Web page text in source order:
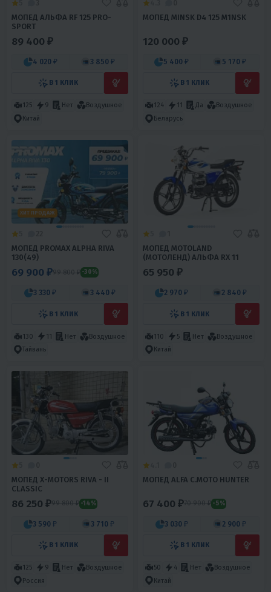
МОПЕД АЛЬФА RF 125 PRO-
SPORT
89 400 ₽
4 020 ₽ 3 850 ₽
В 1 КЛИК
125 9 Нет
Воздушное
Китай
МОПЕД MINSK D4 125 M1NSK
120 000 ₽
5 400 ₽ 5 170 ₽
В 1 КЛИК
124 11 Да
Воздушное
Беларусь
ХИТ ПРОДАЖ
МОПЕД PROMAX ALPHA RIVA
130(49)
69 900 ₽99 800 ₽ -30%
3 330 ₽ 3 440 ₽
В 1 КЛИК
130 11 Нет
Воздушное
Тайвань
МОПЕД MOTOLAND
(МОТОЛЕНД) АЛЬФА RX 11
65 950 ₽
2 970 ₽ 2 840 ₽
В 1 КЛИК
110 5 Нет
Воздушное
Китай
МОПЕД X-MOTORS RIVA - II
CLASSIC
86 250 ₽99 800 ₽ -14%
3 590 ₽ 3 710 ₽
В 1 КЛИК
125 9 Нет
Воздушное
Россия
МОПЕД ALFA С.МОТО HUNTER
67 400 ₽70 900 ₽ -5%
3 030 ₽ 2 900 ₽
В 1 КЛИК
50 4 Нет
Воздушное
Китай